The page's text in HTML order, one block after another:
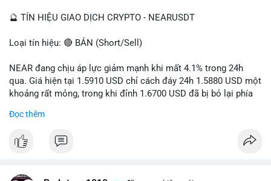
📰 Nguồn: Cointelegraph
🔮 TÍN HIỆU GIAO DỊCH CRYPTO - NEARUSDT
Loại tín hiệu: 🔴 BÁN (Short/Sell)
NEAR đang chịu áp lực giảm mạnh khi mất 4.1% trong 24h
qua. Giá hiện tại 1.5910 USD chỉ cách đáy 24h 1.5880 USD một
khoảng rất mỏng, trong khi đỉnh 1.6700 USD đã bị bỏ lại phía
kiểm soát hoàn toàn. Khối lượng giao dịch 10.29 triệu NEAR
tiếp diễn.
Đọc thêm